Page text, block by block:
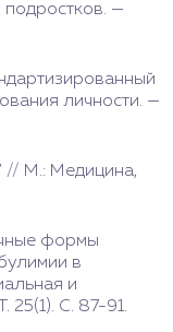
подростков. —
личности. —
// М.: Медицина,
формы
в
и
25(1). С. 87-91.